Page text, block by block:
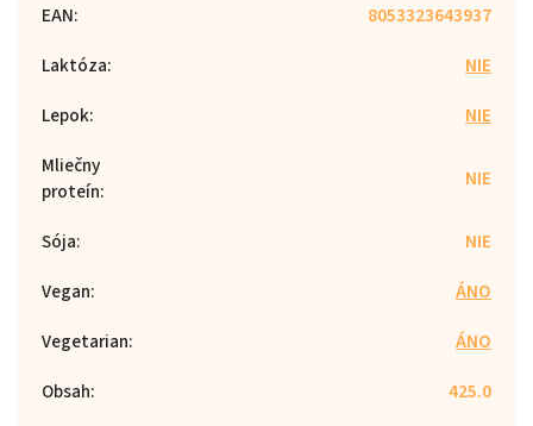
EAN:
8053323643937
Laktóza:
NIE
Lepok:
NIE
Mliečny
proteín: NIE
Sója:
NIE
Vegan:
ÁNO
Vegetarian:
ÁNO
Obsah: 425.0